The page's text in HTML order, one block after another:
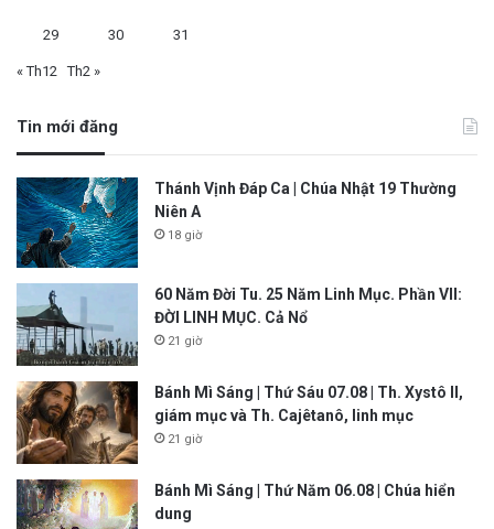
29 30 31
« Th12 Th2 »
Tin mới đăng
Thánh Vịnh Đáp Ca | Chúa Nhật 19 Thường
Niên A
18 giờ
60 Năm Đời Tu. 25 Năm Linh Mục. Phần VII:
ĐỜI LINH MỤC. Cả Nổ
21 giờ
Bánh Mì Sáng | Thứ Sáu 07.08 | Th. Xystô II,
giám mục và Th. Cajêtanô, linh mục
21 giờ
Bánh Mì Sáng | Thứ Năm 06.08 | Chúa hiển
dung